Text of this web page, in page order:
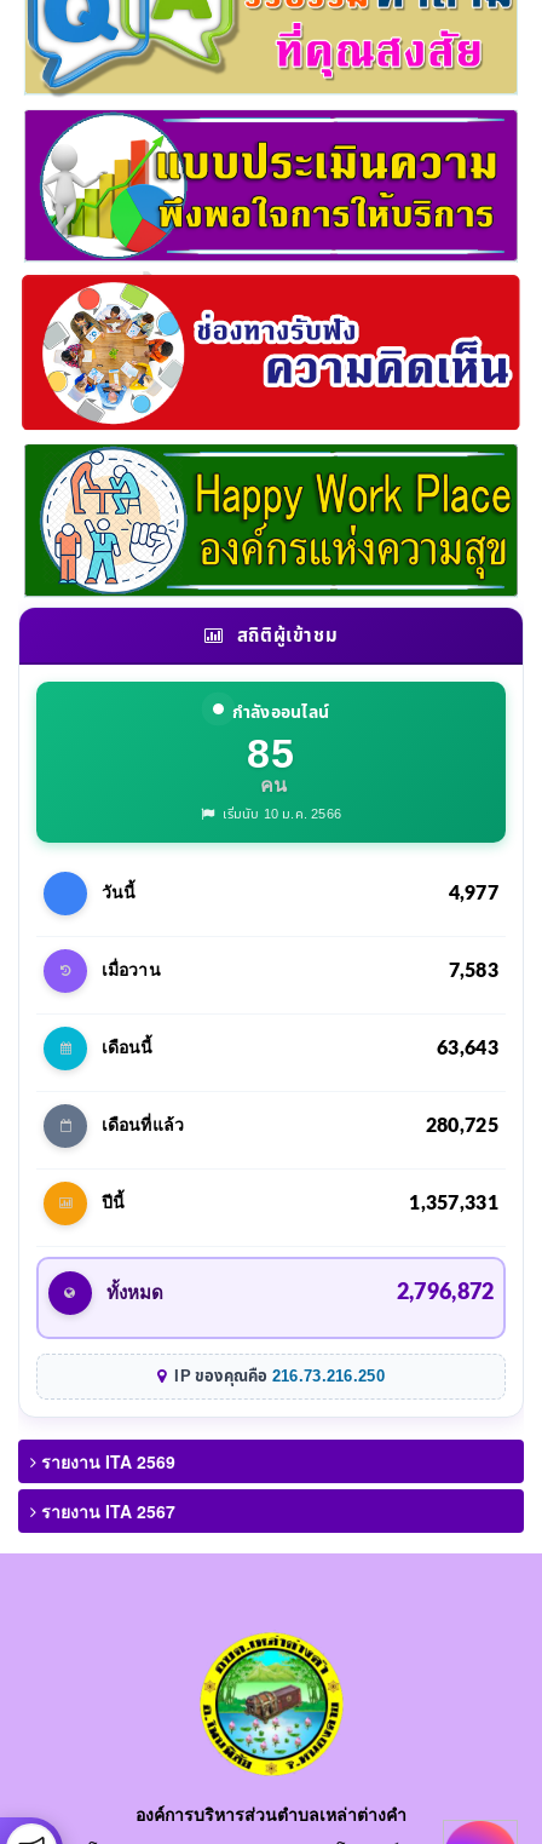
สถิติผู้เข้าชม
กำลังออนไลน์
85
คน
เริ่มนับ 10 ม.ค. 2566
วันนี้ 4,977
เมื่อวาน 7,583
เดือนนี้ 63,643
เดือนที่แล้ว 280,725
ปีนี้ 1,357,331
ทั้งหมด 2,796,872
IP ของคุณคือ 216.73.216.250
รายงาน ITA 2569
รายงาน ITA 2567
องค์การบริหารส่วนตำบลเหล่าต่างคำ